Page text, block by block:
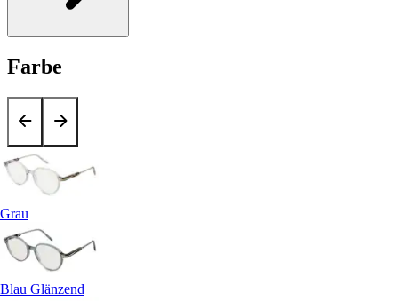
Farbe
Grau
Blau Glänzend